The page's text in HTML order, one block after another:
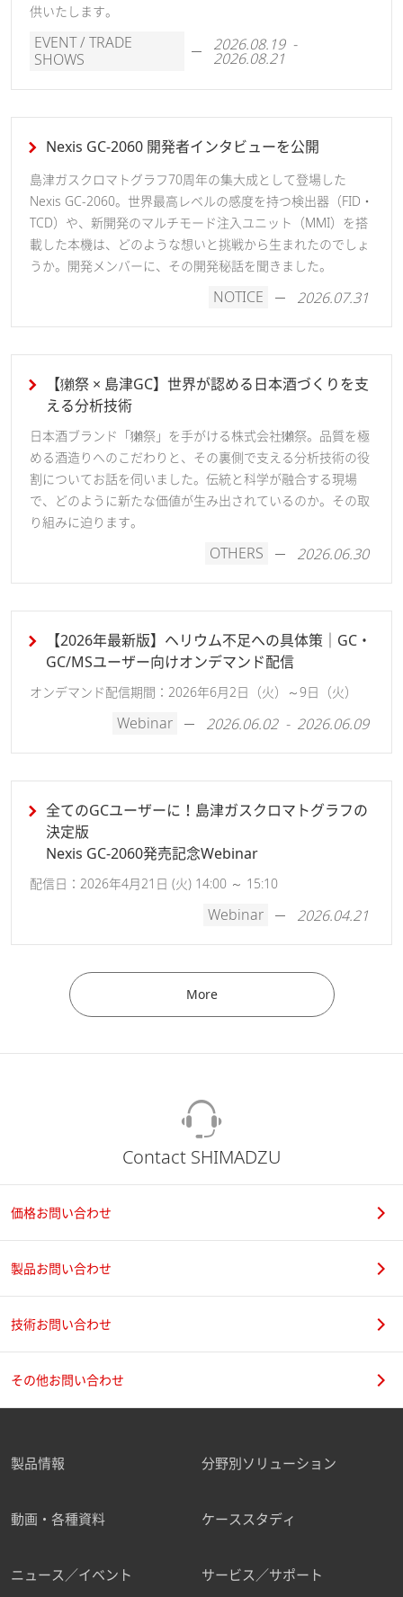
供いたします。
EVENT / TRADE
SHOWS
2026.08.19 -
2026.08.21
Nexis GC-2060 開発者インタビューを公開
島津ガスクロマトグラフ70周年の集大成として登場した
Nexis GC-2060。世界最高レベルの感度を持つ検出器（FID・
TCD）や、新開発のマルチモード注入ユニット（MMI）を搭
載した本機は、どのような想いと挑戦から生まれたのでしょ
うか。開発メンバーに、その開発秘話を聞きました。
NOTICE 2026.07.31
【獺祭 × 島津GC】世界が認める日本酒づくりを支
える分析技術
日本酒ブランド「獺祭」を手がける株式会社獺祭。品質を極
める酒造りへのこだわりと、その裏側で支える分析技術の役
割についてお話を伺いました。伝統と科学が融合する現場
で、どのように新たな価値が生み出されているのか。その取
り組みに迫ります。
OTHERS 2026.06.30
【2026年最新版】ヘリウム不足への具体策｜GC・
GC/MSユーザー向けオンデマンド配信
オンデマンド配信期間：2026年6月2日（火）～9日（火）
Webinar 2026.06.02 - 2026.06.09
全てのGCユーザーに！島津ガスクロマトグラフの
決定版
Nexis GC-2060発売記念Webinar
配信日：2026年4月21日 (火) 14:00 ～ 15:10
Webinar 2026.04.21
More
Contact SHIMADZU
価格お問い合わせ
製品お問い合わせ
技術お問い合わせ
その他お問い合わせ
製品情報 分野別ソリューション
動画・各種資料 ケーススタディ
ニュース／イベント サービス／サポート